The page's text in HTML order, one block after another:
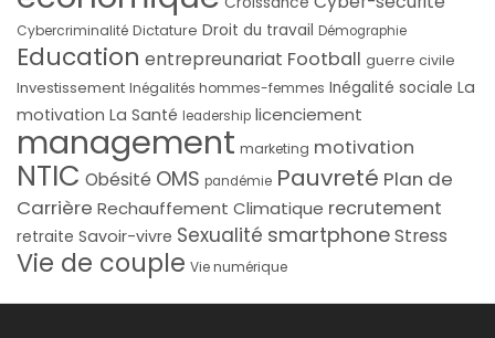
Cybercriminalité Dictature Droit du travail Démographie
Education entrepreunariat Football guerre civile
Investissement Inégalités hommes-femmes Inégalité sociale La
motivation La Santé leadership licenciement
management marketing motivation
NTIC Obésité OMS pandémie Pauvreté Plan de
Carrière Rechauffement Climatique recrutement
retraite Savoir-vivre Sexualité smartphoneStress
Vie de couple Vie numérique